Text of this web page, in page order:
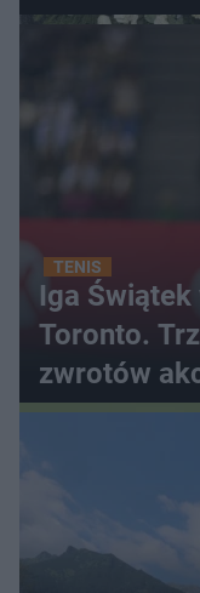
TENIS
Iga
Toronto.
zwrotów